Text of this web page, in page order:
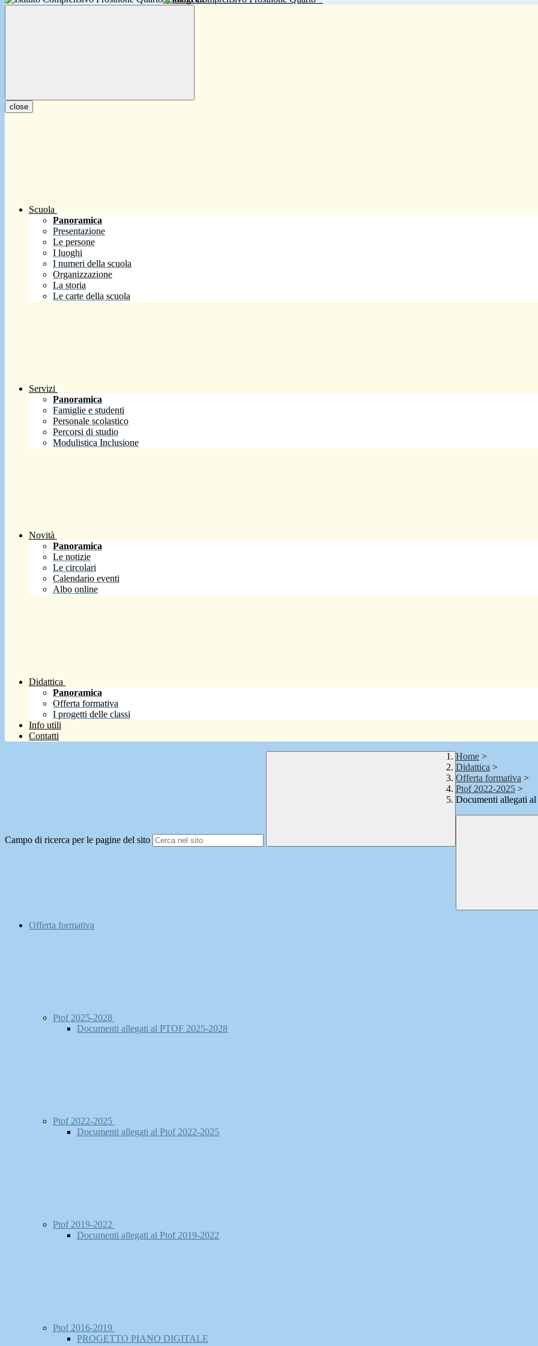
close
Scuola
Panoramica
Presentazione
Le persone
I luoghi
I numeri della scuola
Organizzazione
La storia
Le carte della scuola
Servizi
Panoramica
Famiglie e studenti
Personale scolastico
Percorsi di studio
Modulistica Inclusione
Novità
Panoramica
Le notizie
Le circolari
Calendario eventi
Albo online
Didattica
Panoramica
Offerta formativa
I progetti delle classi
Info utili
Contatti
Campo di ricerca per le pagine del sito
Home >
Didattica >
Offerta formativa >
Ptof 2022-2025 >
Documenti allegati
Offerta formativa
Ptof 2025-2028
Documenti allegati al PTOF 2025-2028
Ptof 2022-2025
Documenti allegati al Ptof 2022-2025
Ptof 2019-2022
Documenti allegati al Ptof 2019-2022
Ptof 2016-2019
PROGETTO PIANO DIGITALE